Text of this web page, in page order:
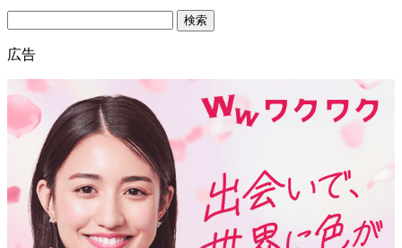
Search
広告